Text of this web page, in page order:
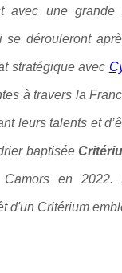
avec une
se dérouleront
stratégique avec
à travers la
leurs talents et
baptisée
en 2022.
d'un Critérium